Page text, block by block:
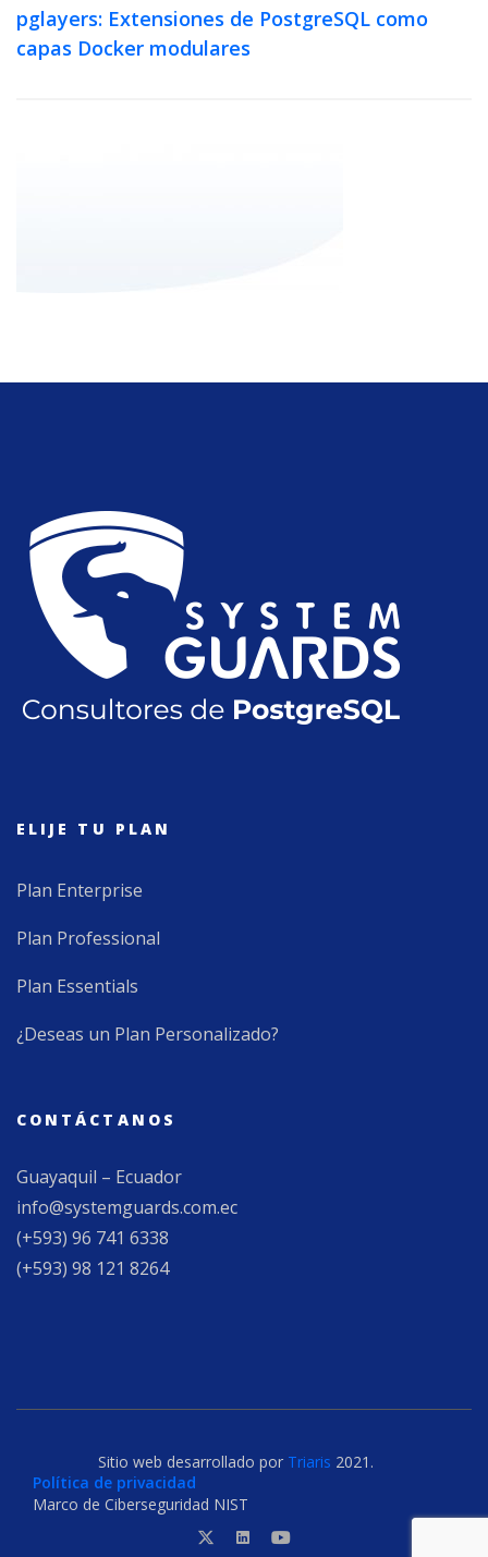
pglayers: Extensiones de PostgreSQL como
capas Docker modulares
ELIJE TU PLAN
Plan Enterprise
Plan Professional
Plan Essentials
¿Deseas un Plan Personalizado?
CONTÁCTANOS
Guayaquil – Ecuador
info@systemguards.com.ec
(+593) 96 741 6338
(+593) 98 121 8264
Sitio web desarrollado por Triaris 2021.
Política de privacidad
Marco de Ciberseguridad NIST